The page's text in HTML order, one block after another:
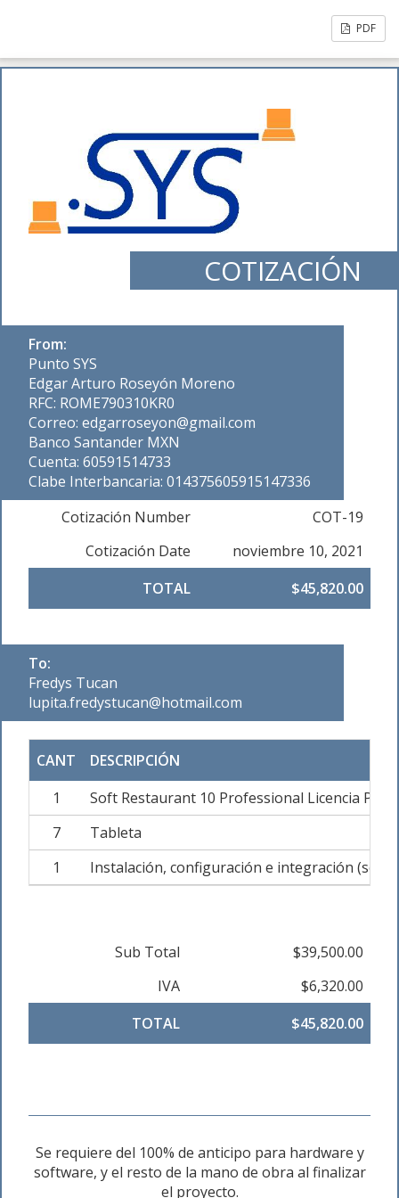
PDF
COTIZACIÓN
From:
Punto SYS
Edgar Arturo Roseyón Moreno
RFC: ROME790310KR0
Correo: edgarroseyon@gmail.com
Banco Santander MXN
Cuenta: 60591514733
Clabe Interbancaria: 014375605915147336
Cotización Number
COT-19
Cotización Date
noviembre 10, 2021
TOTAL
$45,820.00
To:
Fredys Tucan
lupita.fredystucan@hotmail.com
CANT
DESCRIPCIÓN
1
Soft Restaurant 10 Professional Licencia
7
Tableta
1
Instalación, configuración e integración
Sub Total
$39,500.00
IVA
$6,320.00
TOTAL
$45,820.00
Se requiere del 100% de anticipo para hardware y
software, y el resto de la mano de obra al finalizar
el proyecto.